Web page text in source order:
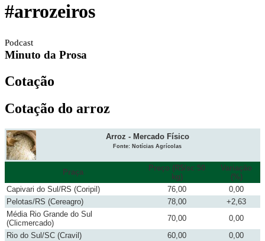
#arrozeiros
Podcast
Minuto da Prosa
Cotação
Cotação do arroz
Arroz - Mercado Físico
Fonte: Notícias Agrícolas
Praça
Preço (R$/sc 50
kg)
Variação
(%)
Capivari do Sul/RS (Coripil)
76,00
0,00
Pelotas/RS (Cereagro)
78,00
+2,63
Média Rio Grande do Sul
(Clicmercado)
70,00
0,00
Rio do Sul/SC (Cravil)
60,00
0,00